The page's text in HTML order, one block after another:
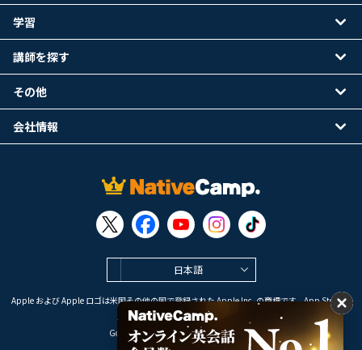
日本語
Apple および Apple ロゴは米国その他の国で登録された Apple Inc. の商標です。App Store は
Apple Inc. のサービスマークです。
Google Play は Google LLC の商標です。
学習
講師を探す
その他
会社情報